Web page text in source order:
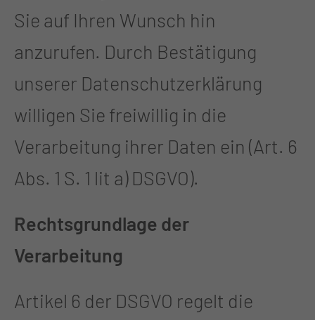
Sie auf Ihren Wunsch hin
anzurufen. Durch Bestätigung
unserer Datenschutzerklärung
willigen Sie freiwillig in die
Verarbeitung ihrer Daten ein (Art. 6
Abs. 1 S. 1 lit a) DSGVO).
Rechtsgrundlage der
Verarbeitung
Artikel 6 der DSGVO regelt die